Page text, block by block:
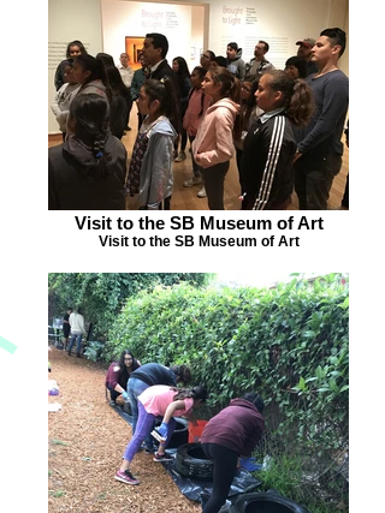
Visit to the SB Museum of Art
Visit to the SB Museum of Art